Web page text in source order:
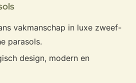
vakmanschap in luxe zweef-
parasols.
design, modern en